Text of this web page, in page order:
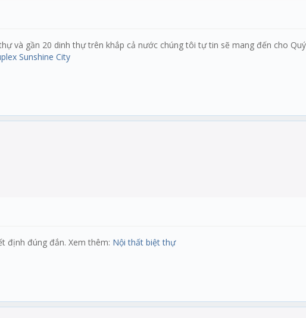
và gần 20 dinh thự trên khắp cả nước chúng tôi tự tin sẽ mang đến cho
Sunshine City
định đúng đắn. Xem thêm: Nội thất biệt thự